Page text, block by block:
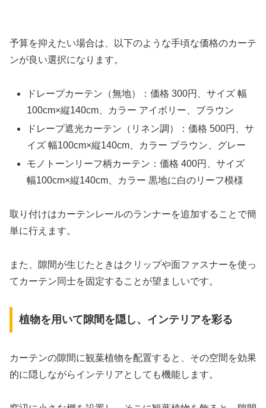
予算を抑えたい場合は、以下のような手頃な価格のカーテ
ンが良い選択になります。
ドレープカーテン（無地）：価格 300円、サイズ 幅
100cm×縦140cm、カラー アイボリー、ブラウン
ドレープ遮光カーテン（リネン調）：価格 500円、サ
イズ 幅100cm×縦140cm、カラー ブラウン、グレー
モノトーンリーフ柄カーテン：価格 400円、サイズ
幅100cm×縦140cm、カラー 黒地に白のリーフ模様
取り付けはカーテンレールのランナーを追加することで簡
単に行えます。
また、隙間が生じたときはクリップや面ファスナーを使っ
てカーテン同士を固定することが望ましいです。
植物を用いて隙間を隠し、インテリアを彩る
カーテンの隙間に観葉植物を配置すると、その空間を効果
的に隠しながらインテリアとしても機能します。